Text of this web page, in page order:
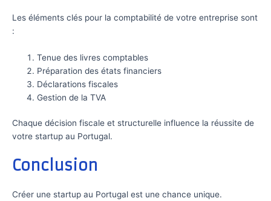
Les éléments clés pour la comptabilité de votre entreprise sont
:
Tenue des livres comptables
Préparation des états financiers
Déclarations fiscales
Gestion de la TVA
Chaque décision fiscale et structurelle influence la réussite de
votre startup au Portugal.
Conclusion
Créer une startup au Portugal est une chance unique.